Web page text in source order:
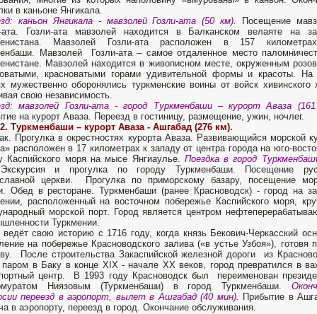
в каньоне Янгикала.
каньон Янгикала - мавзолей Гозли-ата (50 км).
Посещение
ата. Гозли-ата мавзолей находится в Балканском велаяте на
Мавзолей Гозли-ата расположен в 157
Мавзолей Гозли-ата – самое отдаленное место
Мавзолей находится в живописном месте, окруженным
красноватыми горами удивительной формы и красоты. На
мужественно оборонялись туркменские воины от войск хивинского
свою независимость.
мавзолей Гозли-ата - город Туркменбаши – курорт Аваза
на курорт Аваза. Переезд в гостиницу, размещение, ужин, ночлег.
Туркменбаши – курорт Аваза - Ашгабад (276 км).
Прогулка в окрестностях курорта Аваза. Развивающийся морской
расположен в 17 километрах к западу от центра города на юго-
Каспийского моря на мысе Янгиаулье. Поездка в город
и прогулка по городу Туркменбаши. Посещение
церкви. Прогулка по приморскому базару, посещение
Обед в ресторане. Туркменбаши (ранее Красноводск) - город на
расположенный на восточном побережье Каспийского моря,
морской порт. Город является центром
Туркмении.
ведёт свою историю с 1716 году, когда князь Бекович-Черкасский
на побережье Красноводского залива («в устье Узбоя»), готовя
После строительства Закаспийской железной дороги из
паром в Баку в конце XIX - начале XX веков, город превратился в
центр. В 1993 году Красноводск был переименован
Ниязовым (Туркменбаши) в город Туркменбаши.
переезд в аэропорт, вылет в Ашгабад (40 мин). Прибытие в
в аэропорту, переезд в город. Окончание обслуживания.